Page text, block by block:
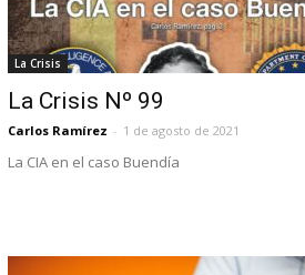
La Crisis
La Crisis Nº 99
Carlos Ramírez - 1 de agosto de 2021
La CIA en el caso Buendía